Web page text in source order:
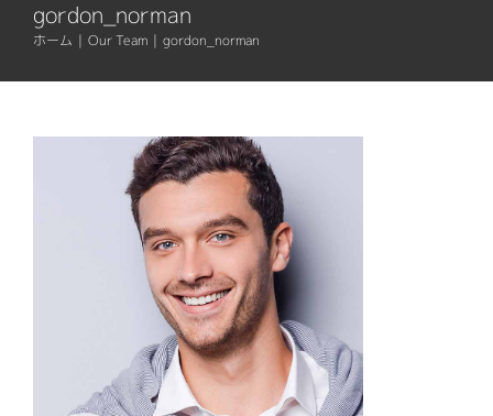
Home
Blog
民泊関連サービス
不動産関連サービス
デザイン・システム開発
会社概要
gordon_norman
ホーム | Our Team | gordon_norman